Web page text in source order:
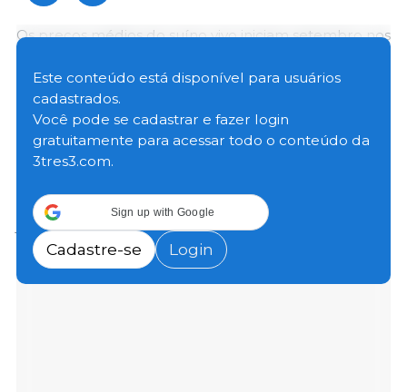
Os preços médios do suíno vivo iniciam setembro nos
Segundo o Centro de Pesquisas, isso evidencia que o
mercado suinícola vem se mostrando firme ao longo
de 2025 – após cair fortemente em janeiro, devido ao
típico enfraquecimento da demanda nesse período
fevereiro e se mantiveram relativamente estáveis até
julho.
Este conteúdo está disponível para usuários
cadastrados.
Você pode se cadastrar e fazer login
gratuitamente para acessar todo o conteúdo da
3tres3.com.
Sign up with Google
Cadastre-se Login